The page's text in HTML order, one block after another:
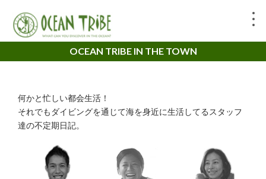
OCEAN TRIBE IN THE TOWN
何かと忙しい都会生活！
それでもダイビングを通じて海を身近に生活してるスタッフ
達の不定期日記。